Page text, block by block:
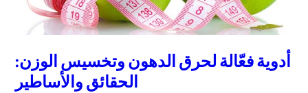
أدوية فعّالة لحرق الدهون وتخسيس الوزن:
الحقائق والأساطير